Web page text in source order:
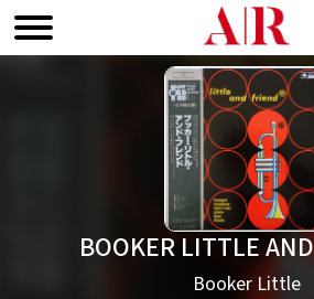
BOOKER LITTLE
Booker Little